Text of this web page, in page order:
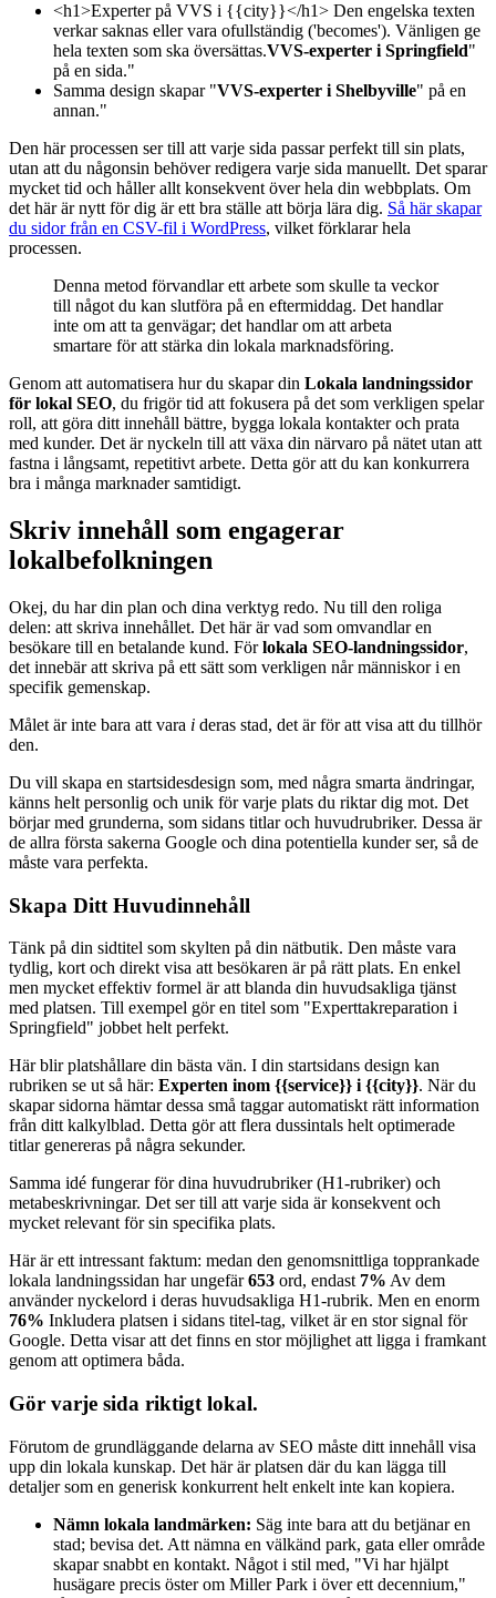
<h1>Experter på VVS i {{city}}</h1> Den engelska texten
verkar saknas eller vara ofullständig ('becomes'). Vänligen ge
hela texten som ska översättas.VVS-experter i Springfield"
på en sida."
Samma design skapar "VVS-experter i Shelbyville" på en
annan."
Den här processen ser till att varje sida passar perfekt till sin plats,
utan att du någonsin behöver redigera varje sida manuellt. Det sparar
mycket tid och håller allt konsekvent över hela din webbplats. Om
det här är nytt för dig är ett bra ställe att börja lära dig. Så här skapar
du sidor från en CSV-fil i WordPress, vilket förklarar hela
processen.
Denna metod förvandlar ett arbete som skulle ta veckor
till något du kan slutföra på en eftermiddag. Det handlar
inte om att ta genvägar; det handlar om att arbeta
smartare för att stärka din lokala marknadsföring.
Genom att automatisera hur du skapar din Lokala landningssidor
för lokal SEO, du frigör tid att fokusera på det som verkligen spelar
roll, att göra ditt innehåll bättre, bygga lokala kontakter och prata
med kunder. Det är nyckeln till att växa din närvaro på nätet utan att
fastna i långsamt, repetitivt arbete. Detta gör att du kan konkurrera
bra i många marknader samtidigt.
Skriv innehåll som engagerar
lokalbefolkningen
Okej, du har din plan och dina verktyg redo. Nu till den roliga
delen: att skriva innehållet. Det här är vad som omvandlar en
besökare till en betalande kund. Förlokala SEO-landningssidor,
det innebär att skriva på ett sätt som verkligen når människor i en
specifik gemenskap.
Målet är inte bara att vara i deras stad, det är för att visa att du tillhör
den.
Du vill skapa en startsidesdesign som, med några smarta ändringar,
känns helt personlig och unik för varje plats du riktar dig mot. Det
börjar med grunderna, som sidans titlar och huvudrubriker. Dessa är
de allra första sakerna Google och dina potentiella kunder ser, så de
måste vara perfekta.
Skapa Ditt Huvudinnehåll
Tänk på din sidtitel som skylten på din nätbutik. Den måste vara
tydlig, kort och direkt visa att besökaren är på rätt plats. En enkel
men mycket effektiv formel är att blanda din huvudsakliga tjänst
med platsen. Till exempel gör en titel som "Experttakreparation i
Springfield" jobbet helt perfekt.
Här blir platshållare din bästa vän. I din startsidans design kan
rubriken se ut så här: Experten inom {{service}} i {{city}}. När du
skapar sidorna hämtar dessa små taggar automatiskt rätt information
från ditt kalkylblad. Detta gör att flera dussintals helt optimerade
titlar genereras på några sekunder.
Samma idé fungerar för dina huvudrubriker (H1-rubriker) och
metabeskrivningar. Det ser till att varje sida är konsekvent och
mycket relevant för sin specifika plats.
Här är ett intressant faktum: medan den genomsnittliga topprankade
lokala landningssidan har ungefär653 ord, endast 7% Av dem
använder nyckelord i deras huvudsakliga H1-rubrik. Men en enorm
76% Inkludera platsen i sidans titel-tag, vilket är en stor signal för
Google. Detta visar att det finns en stor möjlighet att ligga i framkant
genom att optimera båda.
Gör varje sida riktigt lokal.
Förutom de grundläggande delarna av SEO måste ditt innehåll visa
upp din lokala kunskap. Det här är platsen där du kan lägga till
detaljer som en generisk konkurrent helt enkelt inte kan kopiera.
Nämn lokala landmärken: Säg inte bara att du betjänar en
stad; bevisa det. Att nämna en välkänd park, gata eller område
skapar snabbt en kontakt. Något i stil med, "Vi har hjälpt
husägare precis öster om Miller Park i över ett decennium,"